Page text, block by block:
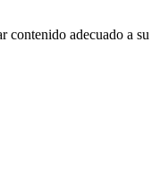
contenido adecuado a su